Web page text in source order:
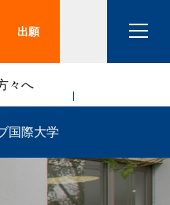
々へ
国際大学
出願